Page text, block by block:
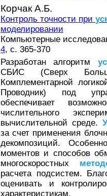
Корчак А.Б.
Контроль точности при
моделировании
Компьютерные
4, с. 365-370
Разработан алгоритм
СБИС (Сверх
Комплементарной
Проводник) под
обеспечивает
числительного
вычислительной среде.
за счет применения
декомпозиций.
моментов и способов
многоскоростных
расчета подсистем.
оценивать и
характеристикам.